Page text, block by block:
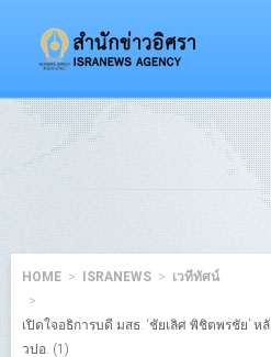
HOME ISRANEWS เวทีทัศน์
เปิดใจอธิการบดี มสธ. ‘ชัยเลิศ พิชิตพรชัย’
วปอ. (1)